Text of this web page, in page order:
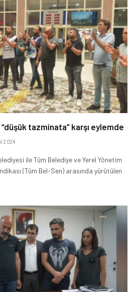
“düşük tazminata” karşı eylemde
2024
ile Tüm Belediye ve Yerel Yönetim
(Tüm Bel-Sen) arasında yürütülen